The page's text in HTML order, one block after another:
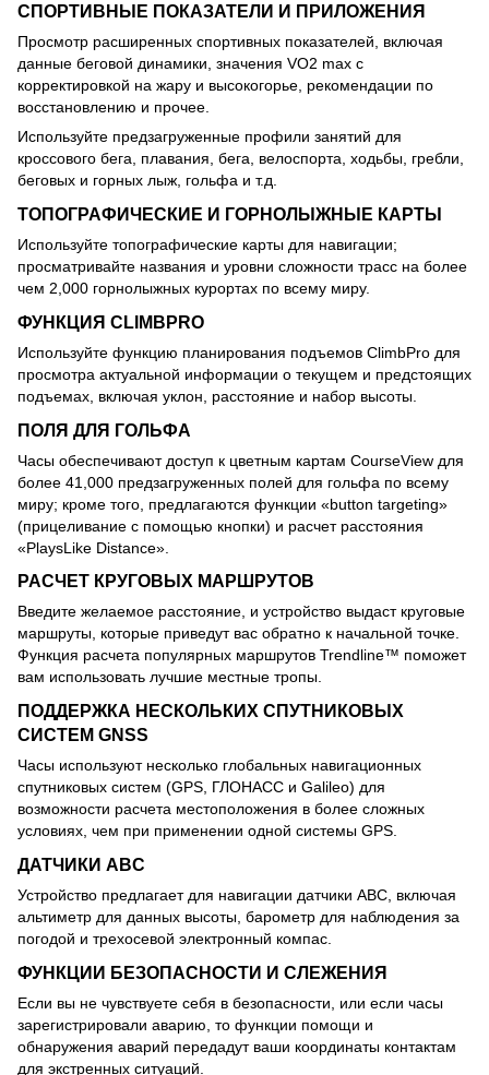
СПОРТИВНЫЕ ПОКАЗАТЕЛИ И ПРИЛОЖЕНИЯ
Просмотр расширенных спортивных показателей, включая
данные беговой динамики, значения VO2 max с
корректировкой на жару и высокогорье, рекомендации по
восстановлению и прочее.
Используйте предзагруженные профили занятий для
кроссового бега, плавания, бега, велоспорта, ходьбы, гребли,
беговых и горных лыж, гольфа и т.д.
ТОПОГРАФИЧЕСКИЕ И ГОРНОЛЫЖНЫЕ КАРТЫ
Используйте топографические карты для навигации;
просматривайте названия и уровни сложности трасс на более
чем 2,000 горнолыжных курортах по всему миру.
ФУНКЦИЯ CLIMBPRO
Используйте функцию планирования подъемов ClimbPro для
просмотра актуальной информации о текущем и предстоящих
подъемах, включая уклон, расстояние и набор высоты.
ПОЛЯ ДЛЯ ГОЛЬФА
Часы обеспечивают доступ к цветным картам CourseView для
более 41,000 предзагруженных полей для гольфа по всему
миру; кроме того, предлагаются функции «button targeting»
(прицеливание с помощью кнопки) и расчет расстояния
«PlaysLike Distance».
РАСЧЕТ КРУГОВЫХ МАРШРУТОВ
Введите желаемое расстояние, и устройство выдаст круговые
маршруты, которые приведут вас обратно к начальной точке.
Функция расчета популярных маршрутов Trendline™ поможет
вам использовать лучшие местные тропы.
ПОДДЕРЖКА НЕСКОЛЬКИХ СПУТНИКОВЫХ
СИСТЕМ GNSS
Часы используют несколько глобальных навигационных
спутниковых систем (GPS, ГЛОНАСС и Galileo) для
возможности расчета местоположения в более сложных
условиях, чем при применении одной системы GPS.
ДАТЧИКИ ABC
Устройство предлагает для навигации датчики ABC, включая
альтиметр для данных высоты, барометр для наблюдения за
погодой и трехосевой электронный компас.
ФУНКЦИИ БЕЗОПАСНОСТИ И СЛЕЖЕНИЯ
Если вы не чувствуете себя в безопасности, или если часы
зарегистрировали аварию, то функции помощи и
обнаружения аварий передадут ваши координаты контактам
для экстренных ситуаций.